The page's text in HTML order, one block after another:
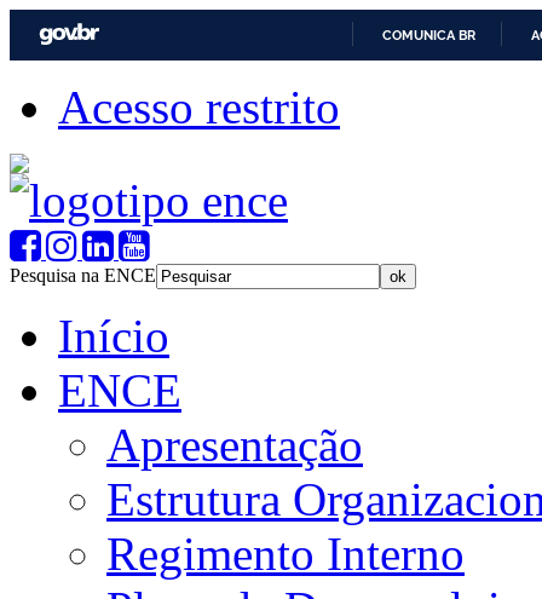
COMUNICA BR
Acesso restrito
Pesquisa na ENCE
Início
ENCE
Apresentação
Estrutura
Regimento Interno